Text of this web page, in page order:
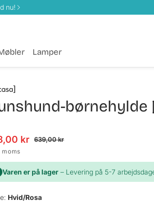
nu!
Lamper
børnehylde
kr 639,00 kr
Varen er på lager – Levering på 5-7
Hvid/Rosa